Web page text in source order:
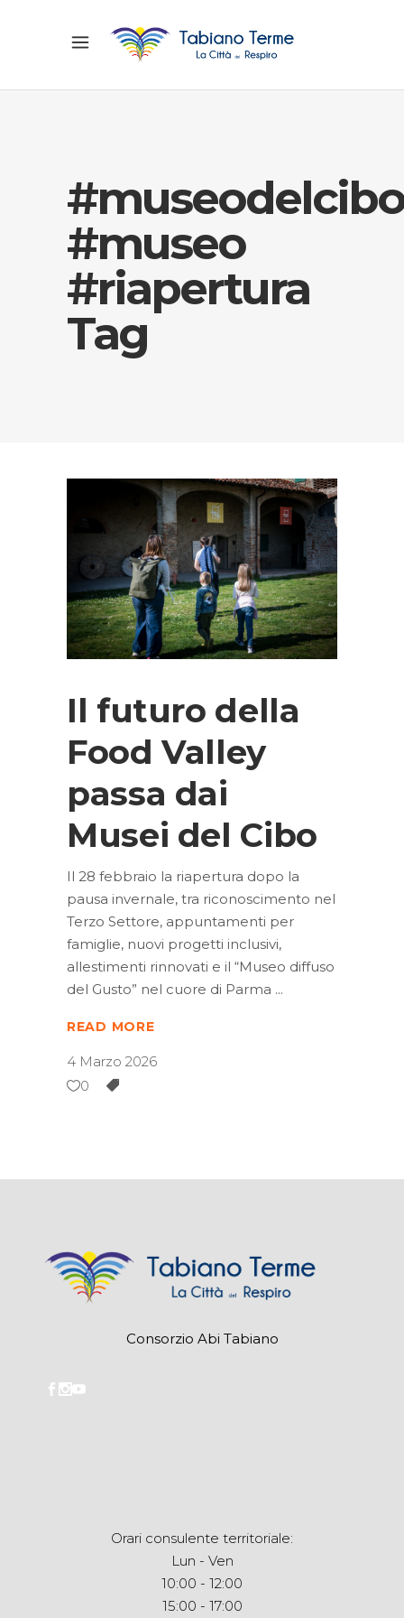
#museodelcibo
#museo
#riapertura
Tag
Il futuro della
Food Valley
passa dai
Musei del Cibo
Il 28 febbraio la riapertura dopo la
pausa invernale, tra riconoscimento nel
Terzo Settore, appuntamenti per
famiglie, nuovi progetti inclusivi,
allestimenti rinnovati e il “Museo diffuso
del Gusto” nel cuore di Parma
READ MORE
4 Marzo 2026
0
Consorzio Abi Tabiano
Orari consulente territoriale:
Lun - Ven
10:00 - 12:00
15:00 - 17:00